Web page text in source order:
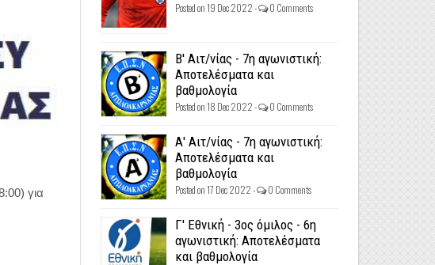
για
Posted on 19 Dec 2022 - 0 Comments
Β' Αιτ/νίας - 7η αγωνιστική:
Αποτελέσματα και
βαθμολογία
Posted on 18 Dec 2022 - 0 Comments
Α' Αιτ/νίας - 7η αγωνιστική:
Αποτελέσματα και
βαθμολογία
Posted on 17 Dec 2022 - 0 Comments
Γ' Εθνική - 3ος όμιλος - 6η
αγωνιστική: Αποτελέσματα
και βαθμολογία